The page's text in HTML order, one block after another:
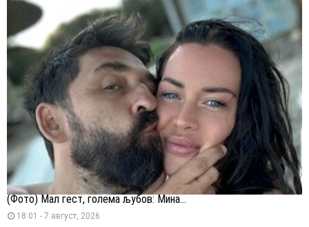
(Фото) Мал гест, голема љубов: Мина...
18:01 - 7 август, 2026